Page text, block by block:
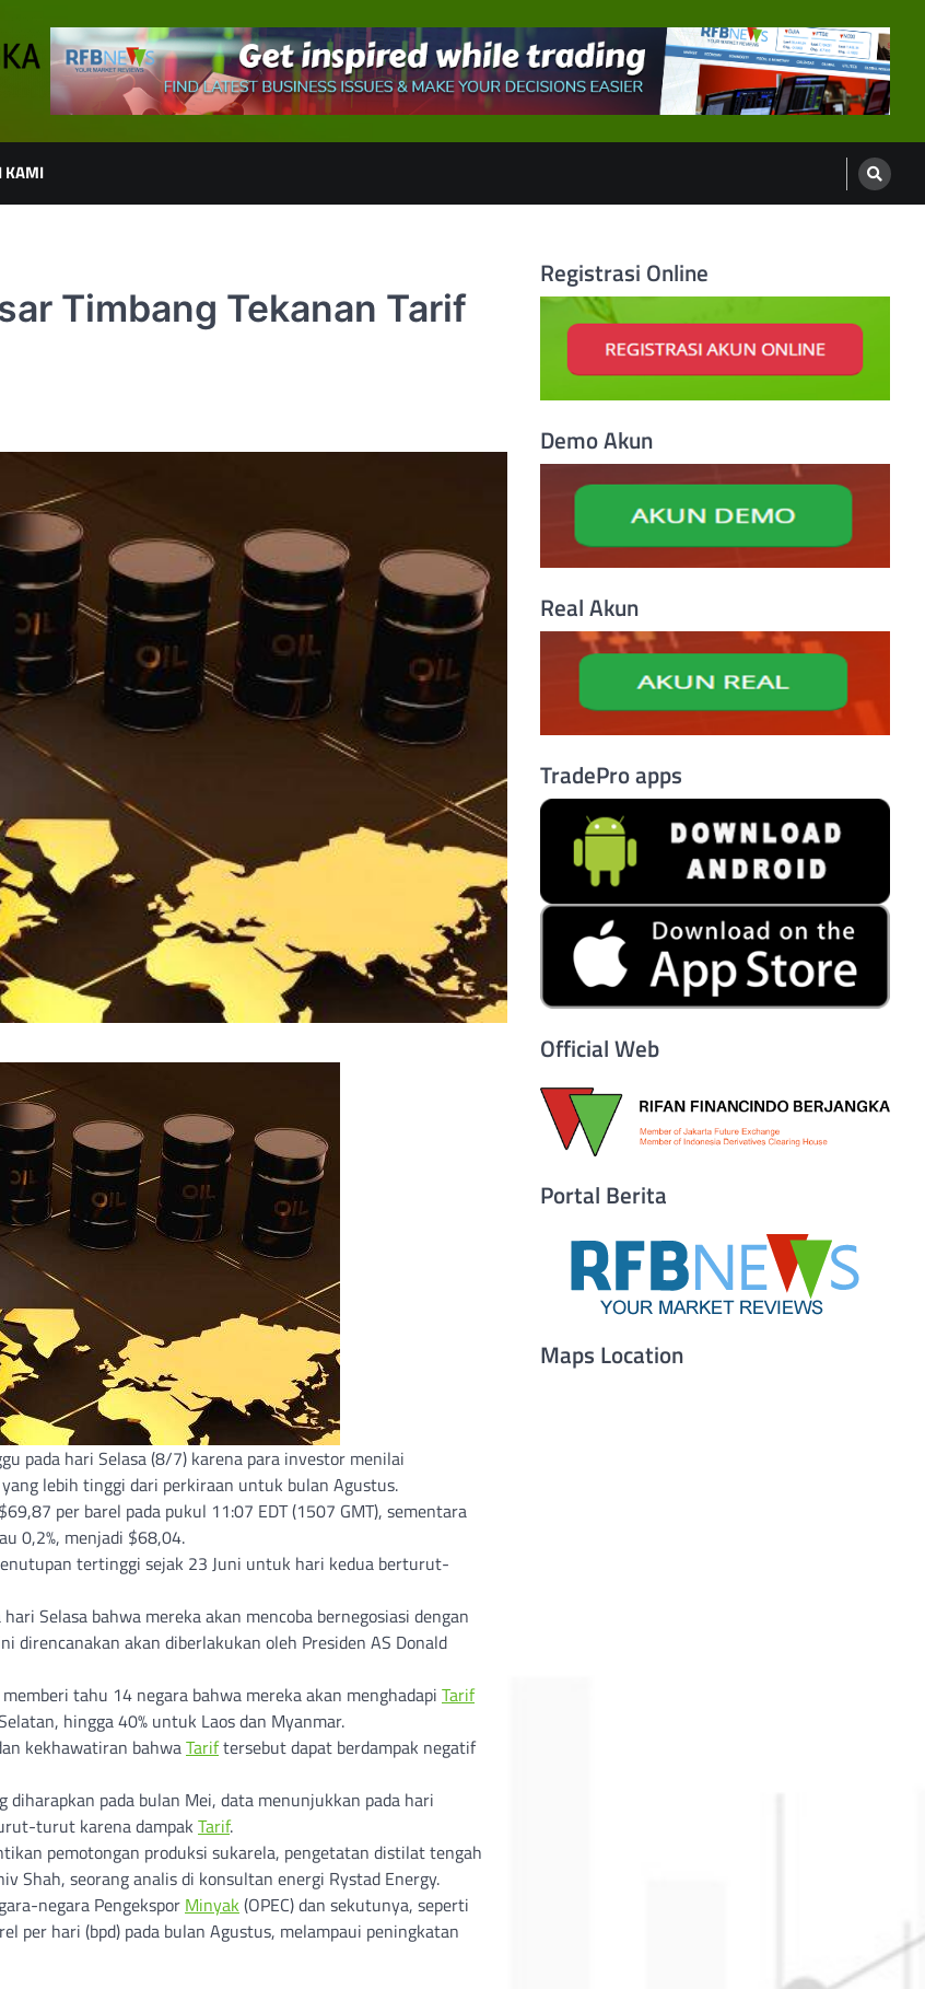
KAMI
Timbang Tekanan Tarif
pada hari Selasa (8/7) karena para investor menilai
lebih tinggi dari perkiraan untuk bulan Agustus.
per barel pada pukul 11:07 EDT (1507 GMT), sementara
0,2%, menjadi $68,04.
tertinggi sejak 23 Juni untuk hari kedua berturut-
Selasa bahwa mereka akan mencoba bernegosiasi dengan
direncanakan akan diberlakukan oleh Presiden AS Donald
tahu 14 negara bahwa mereka akan menghadapi Tarif
hingga 40% untuk Laos dan Myanmar.
kekhawatiran bahwaTariftersebut dapat berdampak negatif
pada bulan Mei, data menunjukkan pada hari
turut karena dampak Tarif.
pemotongan produksi sukarela, pengetatan distilat tengah
Shah, seorang analis di konsultan energi Rystad Energy.
negara Pengekspor Minyak (OPEC) dan sekutunya, seperti
per hari (bpd) pada bulan Agustus, melampaui peningkatan
Registrasi Online
Demo Akun
Real Akun
TradePro apps
Official Web
Portal Berita
Maps Location